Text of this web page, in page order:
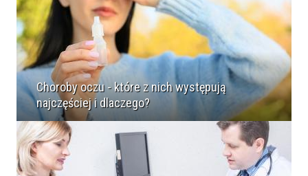
Choroby oczu - które z nich występują
najczęściej i dlaczego?